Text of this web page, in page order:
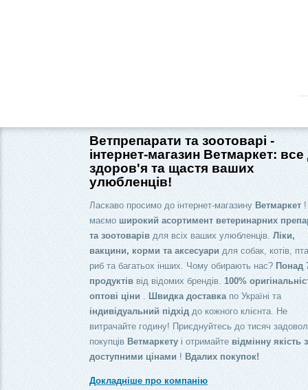
Ветпрепарати та зоотоварі -
інтернет-магазин Ветмаркет:
здоров'я та щастя ваших
улюбленців!
Ласкаво просимо до інтернет-магазину Ветмаркет
маємоширокий асортимент ветеринарних
та зоотоварівдля всіх ваших улюбленців. Ліки,
вакцини, корми та аксесуаридля собак, котів,
риб та багатьох інших. Чому обирають нас? Понад
продуктів від відомих брендів.100%
оптові ціни. Швидка доставка по Україні та
індивідуальний підхід до кожного клієнта. Не
витрачайте годину! Приєднуйтесь до тисяч
покупців Ветмаркетуі отримайте відмінну якість
доступними цінами ! Вдалих покупок!
Докладніше про компанію